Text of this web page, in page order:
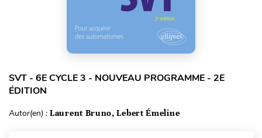
SVT - 6E CYCLE 3 - NOUVEAU PROGRAMME - 2E
ÉDITION
Autor(en) : Laurent Bruno, Lebert Émeline